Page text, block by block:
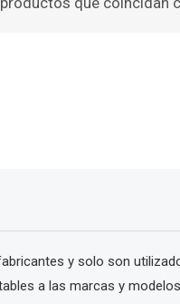
y solo son
a las marcas y